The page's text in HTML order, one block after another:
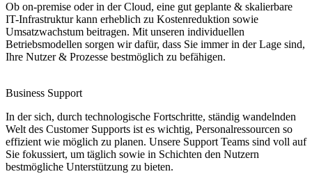
Ob on-premise oder in der Cloud, eine gut geplante & skalierbare
IT-Infrastruktur kann erheblich zu Kostenreduktion sowie
Umsatzwachstum beitragen. Mit unseren individuellen
Betriebsmodellen sorgen wir dafür, dass Sie immer in der Lage sind,
Ihre Nutzer & Prozesse bestmöglich zu befähigen.
Business Support
In der sich, durch technologische Fortschritte, ständig wandelnden
Welt des Customer Supports ist es wichtig, Personalressourcen so
effizient wie möglich zu planen. Unsere Support Teams sind voll auf
Sie fokussiert, um täglich sowie in Schichten den Nutzern
bestmögliche Unterstützung zu bieten.​